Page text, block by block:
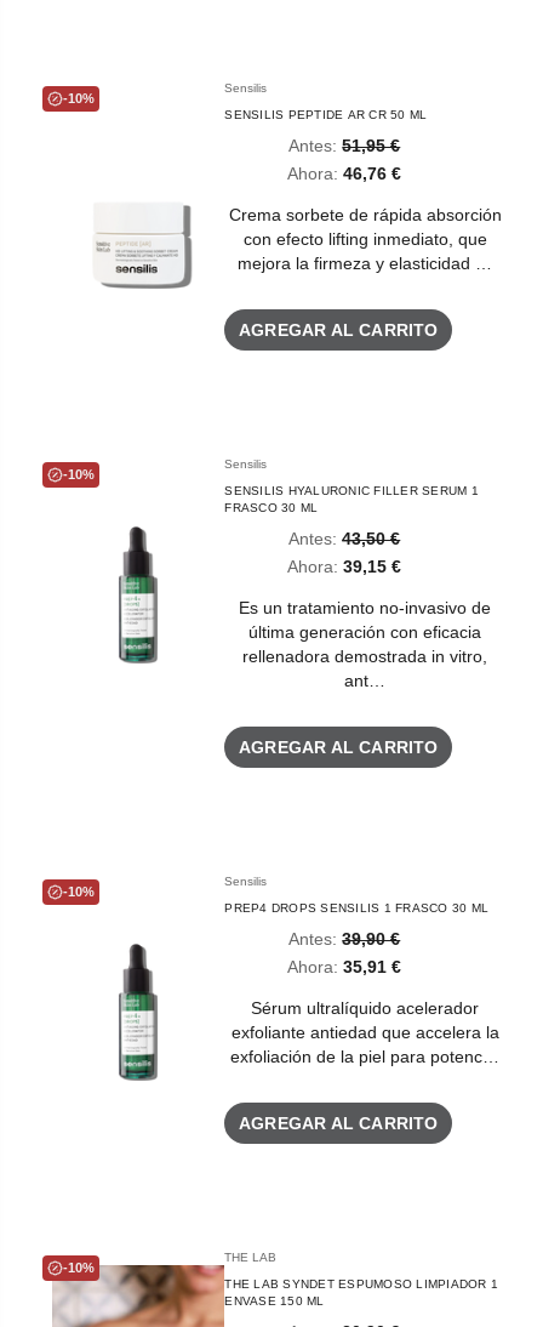
-10%
Sensilis
SENSILIS PEPTIDE AR CR 50 ML
Ahora: 46,76 €
Antes: 51,95 €
Crema sorbete de rápida absorción
con efecto lifting inmediato, que
mejora la firmeza y elasticidad …
AGREGAR AL CARRITO
-10%
Sensilis
SENSILIS HYALURONIC FILLER SERUM 1
FRASCO 30 ML
Ahora: 39,15 €
Antes: 43,50 €
Es un tratamiento no-invasivo de
última generación con eficacia
rellenadora demostrada in vitro,
ant…
AGREGAR AL CARRITO
-10%
Sensilis
PREP4 DROPS SENSILIS 1 FRASCO 30 ML
Ahora: 35,91 €
Antes: 39,90 €
Sérum ultralíquido acelerador
exfoliante antiedad que accelera la
exfoliación de la piel para potenc…
AGREGAR AL CARRITO
-10%
THE LAB
THE LAB SYNDET ESPUMOSO LIMPIADOR 1
ENVASE 150 ML